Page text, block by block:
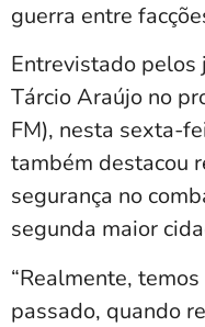
guerra entre
Entrevistado pelos
Tárcio Araújo no
FM), nesta sexta-
também destacou
segurança no
segunda maior
“Realmente,
passado, quando